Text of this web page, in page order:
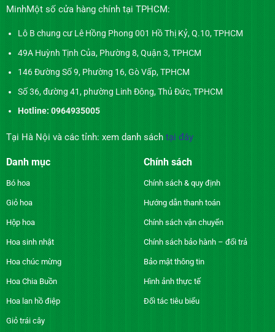
MinhMột số cửa hàng chính tại TPHCM:
Lô B chung cư Lê Hồng Phong 001 Hồ Thị Kỷ, Q.10, TPHCM
49A Huỳnh Tịnh Của, Phường 8, Quận 3, TPHCM
146 Đường Số 9, Phường 16, Gò Vấp, TPHCM
Số 36, đường 41, phường Linh Đông, Thủ Đức, TPHCM
Hotline: 0964935005
Tại Hà Nội và các tỉnh: xem danh sách tại đây
Danh mục
Bó hoa
Giỏ hoa
Hộp hoa
Hoa sinh nhật
Hoa chúc mừng
Hoa Chia Buồn
Hoa lan hồ điệp
Giỏ trái cây
Chính sách
Chính sách & quy định
Hướng dẫn thanh toán
Chính sách vận chuyển
Chính sách bảo hành – đổi trả
Bảo mật thông tin
Hình ảnh thực tế
Đối tác tiêu biểu